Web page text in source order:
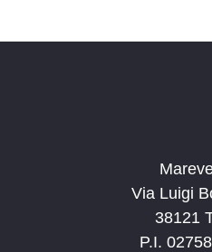
Via Luigi
38121
P.I.